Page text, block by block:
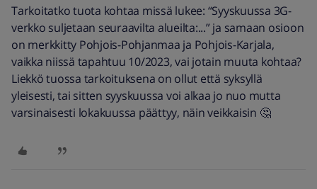
Tarkoitatko tuota kohtaa missä lukee: “Syyskuussa 3G-
verkko suljetaan seuraavilta alueilta:...” ja samaan osioon
on merkkitty Pohjois-Pohjanmaa ja Pohjois-Karjala,
vaikka niissä tapahtuu 10/2023, vai jotain muuta kohtaa?
Liekkö tuossa tarkoituksena on ollut että syksyllä
yleisesti, tai sitten syyskuussa voi alkaa jo nuo mutta
varsinaisesti lokakuussa päättyy, näin veikkaisin 🤔